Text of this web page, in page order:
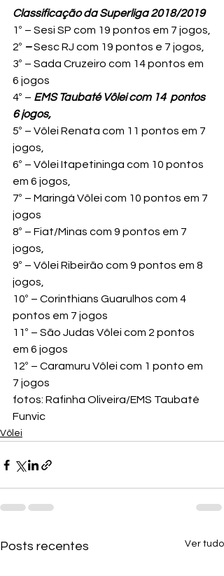
Classificação da Superliga 2018/2019
1º – Sesi SP com 19 pontos em 7 jogos,
2º – Sesc RJ com 19 pontos e 7 jogos,
3º – Sada Cruzeiro com 14 pontos em
6 jogos
4º – EMS Taubaté Vôlei com 14  pontos
6 jogos,
5º – Vôlei Renata com 11 pontos em 7
jogos,
6º – Vôlei Itapetininga com 10 pontos
em 6 jogos,
7º – Maringá Vôlei com 10 pontos em 7
jogos
8º – Fiat/Minas com 9 pontos em 7
jogos,
9º – Vôlei Ribeirão com 9 pontos em 8
jogos,
10º – Corinthians Guarulhos com 4
pontos em 7 jogos
11º – São Judas Vôlei com 2 pontos
em 6 jogos
12º – Caramuru Vôlei com 1 ponto em
7 jogos
fotos: Rafinha Oliveira/EMS Taubaté
Funvic
Vôlei
Posts recentes Ver tudo